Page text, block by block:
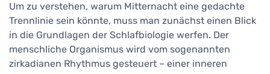
Um zu verstehen, warum Mitternacht eine gedachte
Trennlinie sein könnte, muss man zunächst einen Blick
in die Grundlagen der Schlafbiologie werfen. Der
menschliche Organismus wird vom sogenannten
zirkadianen Rhythmus gesteuert – einer inneren